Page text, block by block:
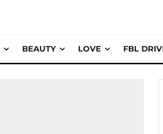
BEAUTY LOVE FBL